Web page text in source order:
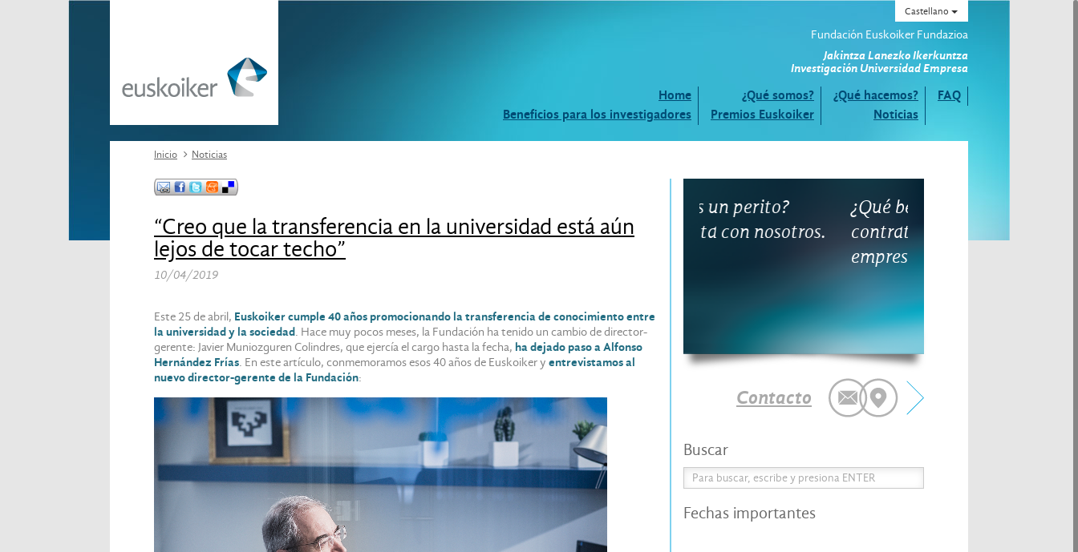
Castellano
Fundación Euskoiker Fundazioa
Jakintza Lanezko Ikerkuntza
Investigación Universidad Empresa
Home
Beneficios para los investigadores
¿Qué somos?
Premios Euskoiker
¿Qué hacemos?
Noticias
FAQ
Inicio Noticias
“Creo que la transferencia en la universidad está aún
lejos de tocar techo”
10/04/2019
Este 25 de abril, Euskoiker cumple 40 años promocionando la transferencia de conocimiento entre
la universidad y la sociedad. Hace muy pocos meses, la Fundación ha tenido un cambio de director-
gerente: Javier Muniozguren Colindres, que ejercía el cargo hasta la fecha, ha dejado paso a Alfonso
Hernández Frías. En este artículo, conmemoramos esos 40 años de Euskoiker y entrevistamos al
nuevo director-gerente de la Fundación:
Contacta con nosotros.
¿Qué beneficios tiene
contratar proyectos con
proyectos con la
Universidad?
Contacto
Buscar
Fechas importantes